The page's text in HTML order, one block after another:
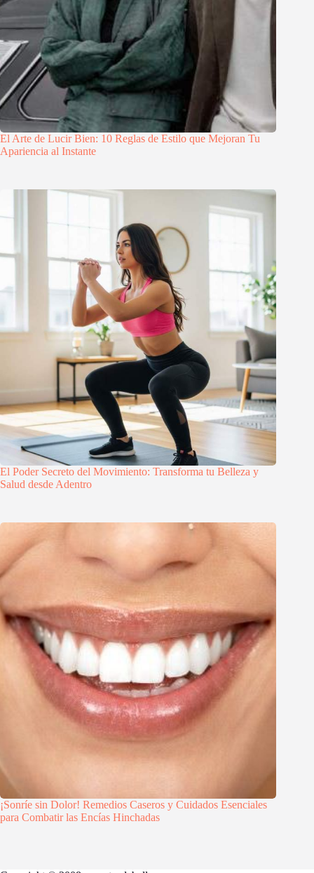
El Arte de Lucir Bien: 10 Reglas de Estilo que Mejoran Tu
Apariencia al Instante
El Poder Secreto del Movimiento: Transforma tu Belleza y
Salud desde Adentro
¡Sonríe sin Dolor! Remedios Caseros y Cuidados Esenciales
para Combatir las Encías Hinchadas